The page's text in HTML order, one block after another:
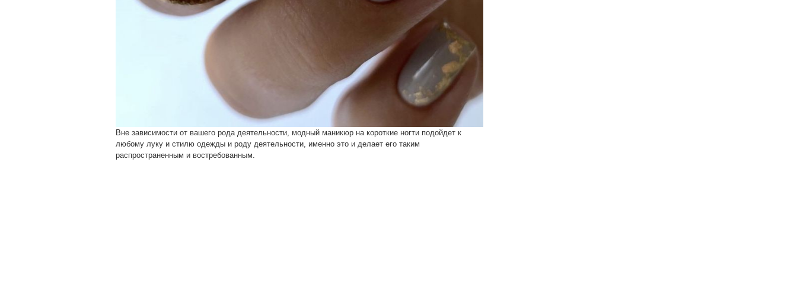
Вне зависимости от вашего рода деятельности, модный маникюр на короткие ногти подойдет к
любому луку и стилю одежды и роду деятельности, именно это и делает его таким
распространенным и востребованным.